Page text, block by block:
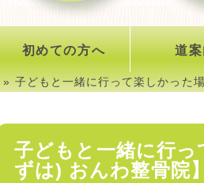
初めての方へ 道
» 子どもと一緒に行って楽しかった
子どもと一緒に行っ
ずは) おんわ整骨院】